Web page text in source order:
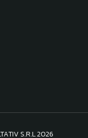
S.R.L 2026